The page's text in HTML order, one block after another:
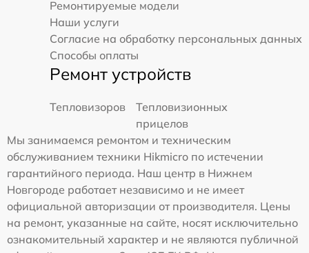
Ремонтируемые модели
Наши услуги
Согласие на обработку персональных данных
Способы оплаты
Ремонт устройств
Тепловизоров
Тепловизионных
прицелов
Мы занимаемся ремонтом и техническим
обслуживанием техники Hikmicro по истечении
гарантийного периода. Наш центр в Нижнем
Новгороде работает независимо и не имеет
официальной авторизации от производителя. Цены
на ремонт, указанные на сайте, носят исключительно
ознакомительный характер и не являются публичной